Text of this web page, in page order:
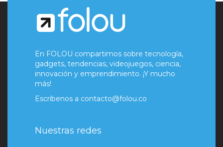
En FOLOU compartimos sobre tecnología,
gadgets, tendencias, videojuegos, ciencia,
innovación y emprendimiento. ¡Y mucho
más!
Escríbenos a contacto@folou.co
Nuestras redes